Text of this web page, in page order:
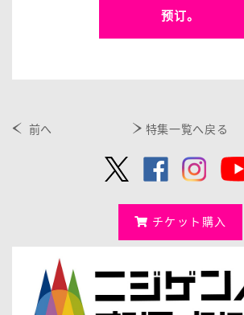
预订。
前へ 特集一覧へ戻る
チケット購入